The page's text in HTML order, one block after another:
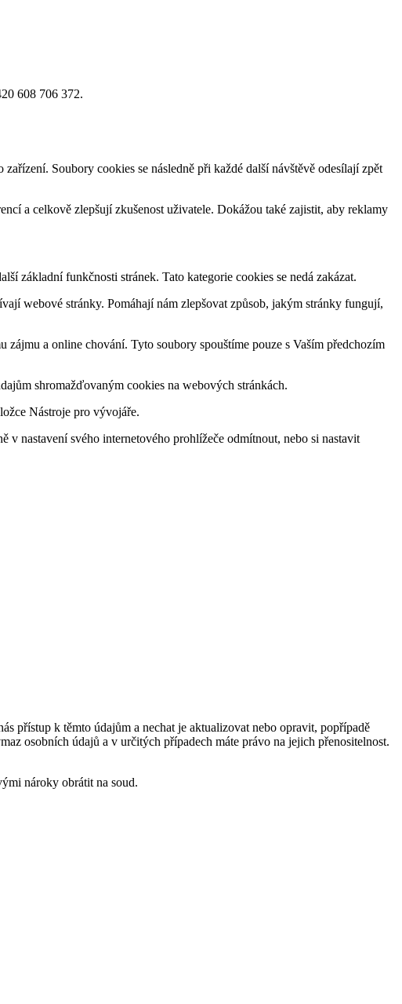
608 706 372.
Soubory cookies se následně při každé další návštěvě odesílají zpět
a celkově zlepšují zkušenost uživatele. Dokážou také zajistit, aby reklamy
základní funkčnosti stránek. Tato kategorie cookies se nedá zakázat.
webové stránky. Pomáhají nám zlepšovat způsob, jakým stránky fungují,
a online chování. Tyto soubory spouštíme pouze s Vaším předchozím
shromažďovaným cookies na webových stránkách.
Nástroje pro vývojáře.
v nastavení svého internetového prohlížeče odmítnout, nebo si nastavit
přístup k těmto údajům a nechat je aktualizovat nebo opravit, popřípadě
osobních údajů a v určitých případech máte právo na jejich přenositelnost.
nároky obrátit na soud.